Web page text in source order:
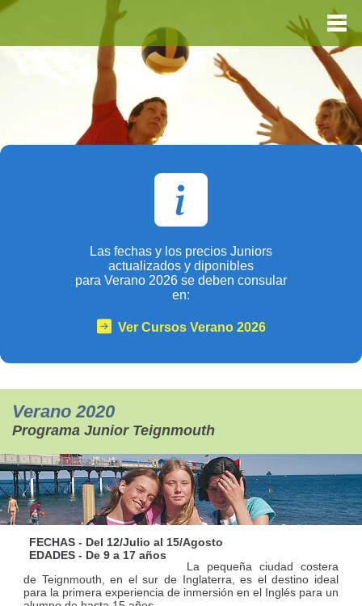
Las fechas y los precios Juniors
actualizados y diponibles
para Verano 2026 se deben consular
en:
Ver Cursos Verano 2026
Verano 2020
Programa Junior Teignmouth
FECHAS - Del 12/Julio al 15/Agosto
EDADES - De 9 a 17 años
La pequeña ciudad costera
de Teignmouth, en el sur de Inglaterra, es el destino ideal
para la primera experiencia de inmersión en el Inglés para un